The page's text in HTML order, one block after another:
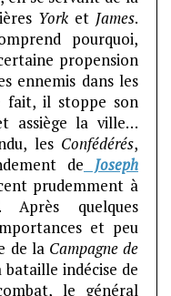
Yorket James.
pourquoi,
propension
ennemis dans les
fait, il stoppe son
assiège la ville…
les Confédérés,
de Joseph
prudemment à
Après quelques
et peu
de la Campagne de
indécise de
le général